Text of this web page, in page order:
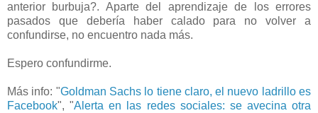
anterior burbuja?. Aparte del aprendizaje de los errores
pasados que debería haber calado para no volver a
confundirse, no encuentro nada más.
Espero confundirme.
Más info: "Goldman Sachs lo tiene claro, el nuevo ladrillo es
Facebook", "Alerta en las redes sociales: se avecina otra